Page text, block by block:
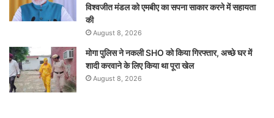
विश्वजीत मंडल को एमबीए का सपना साकार करने में सहायता
की
August 8, 2026
मोगा पुलिस ने नकली SHO को किया गिरफ्तार, अच्छे घर में
शादी करवाने के लिए किया था पूरा खेल
August 8, 2026